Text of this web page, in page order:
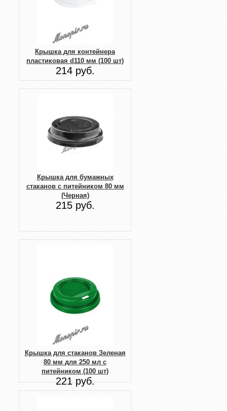
Крышка для контейнера
пластиковая d110 мм (100 шт)
214 руб.
Крышка для бумажных
стаканов с питейником 80 мм
(Черная)
215 руб.
Крышка для стаканов Зеленая
80 мм для 250 мл с
питейником (100 шт)
221 руб.